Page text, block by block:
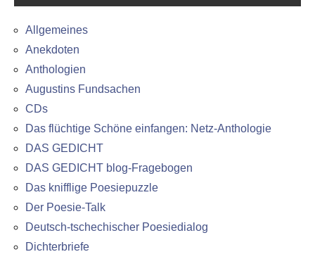
Allgemeines
Anekdoten
Anthologien
Augustins Fundsachen
CDs
Das flüchtige Schöne einfangen: Netz-Anthologie
DAS GEDICHT
DAS GEDICHT blog-Fragebogen
Das knifflige Poesiepuzzle
Der Poesie-Talk
Deutsch-tschechischer Poesiedialog
Dichterbriefe